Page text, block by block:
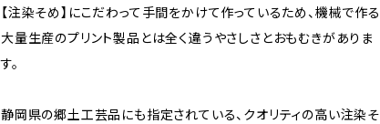
【注染そめ】にこだわって手間をかけて作っているため、機械で作る
大量生産のプリント製品とは全く違うやさしさとおもむきがありま
す。
静岡県の郷土工芸品にも指定されている、クオリティの高い注染そ